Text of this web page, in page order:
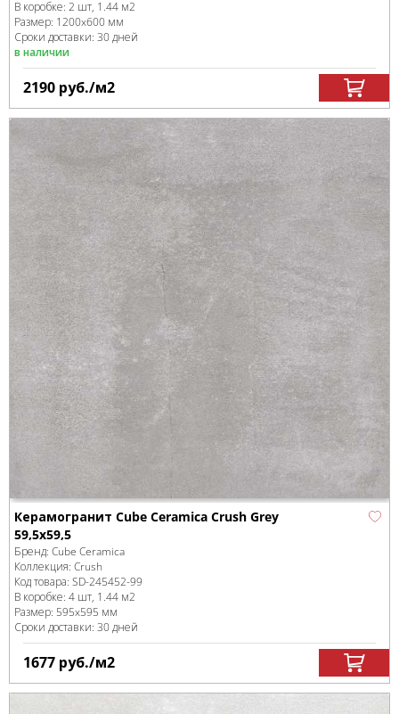
В коробке: 2 шт, 1.44 м2
Размер: 1200x600 мм
Сроки доставки: 30 дней
в наличии
2190 руб./м2
Керамогранит Cube Ceramica Crush Grey
59,5x59,5
Бренд: Cube Ceramica
Коллекция: Crush
Код товара: SD-245452-99
В коробке: 4 шт, 1.44 м2
Размер: 595x595 мм
Сроки доставки: 30 дней
1677 руб./м2